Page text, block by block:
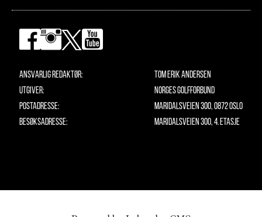
Ansvarlig redaktør:
Utgiver:
Postadresse:
Besøksadresse:
Tom Erik Andersen
Norges Golfforbund
Maridalsveien 300, 0872 Oslo
Maridalsveien 300, 4. etasje